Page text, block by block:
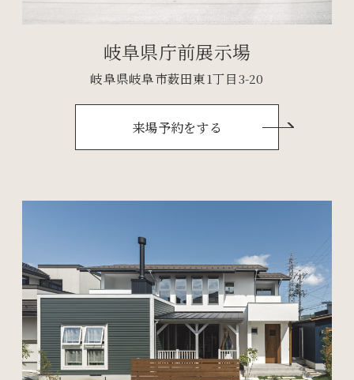
岐阜県庁前展示場
岐阜県岐阜市薮田東1丁目3-20
来場予約をする